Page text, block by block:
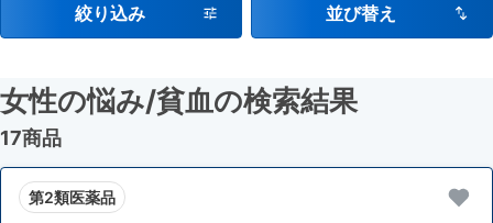
絞り込み
並び替え
女性の悩み/貧血の検索結果
17商品
第2類医薬品